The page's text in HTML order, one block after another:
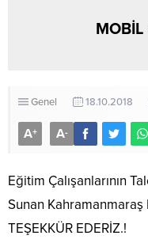
Genel 18.10.2018
A+ A-
Eğitim Çalışanlarının
Sunan
TEŞEKKÜR EDERİZ.!